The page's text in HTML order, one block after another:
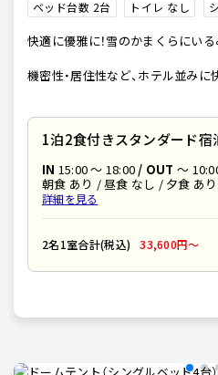
ベッド台数 2台
トイレ なし
快適に優雅に！雪のかまくらにい
機密性・居住性など、ホテル並みに
3~4人のキャンプでも窮屈さは感じ
また、エアコンを完備しております
冬も暖かく夏も涼しくお過ごしい
1泊2食付きスタンダード宿
IN 15:00 〜 18:00/ OUT ～
朝食 あり / 昼食 なし / 夕食 あり
詳細を見る
2名1室合計(税込) 33,600円〜